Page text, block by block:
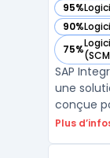
95%
— voir
90%
— voir
75%
— voir
SAP
une
conçue
optimiser
Plus